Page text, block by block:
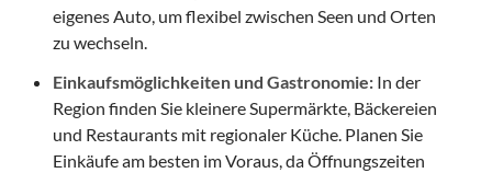
eigenes Auto, um flexibel zwischen Seen und Orten
zu wechseln.
Einkaufsmöglichkeiten und Gastronomie: In der
Region finden Sie kleinere Supermärkte, Bäckereien
und Restaurants mit regionaler Küche. Planen Sie
Einkäufe am besten im Voraus, da Öffnungszeiten